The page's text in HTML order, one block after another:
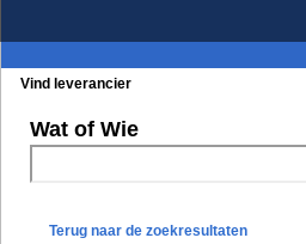
Vind leverancier
Wat of Wie
Terug naar de zoekresultaten